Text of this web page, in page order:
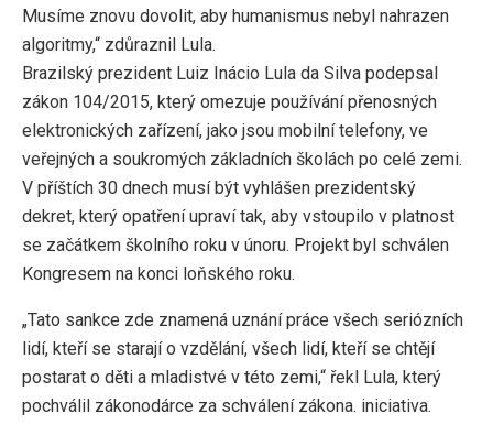
Musíme znovu dovolit, aby humanismus nebyl nahrazen
algoritmy,“ zdůraznil Lula.
Brazilský prezident Luiz Inácio Lula da Silva podepsal
zákon 104/2015, který omezuje používání přenosných
elektronických zařízení, jako jsou mobilní telefony, ve
veřejných a soukromých základních školách po celé zemi.
V příštích 30 dnech musí být vyhlášen prezidentský
dekret, který opatření upraví tak, aby vstoupilo v platnost
se začátkem školního roku v únoru. Projekt byl schválen
Kongresem na konci loňského roku.
„Tato sankce zde znamená uznání práce všech seriózních
lidí, kteří se starají o vzdělání, všech lidí, kteří se chtějí
postarat o děti a mladistvé v této zemi,“ řekl Lula, který
pochválil zákonodárce za schválení zákona. iniciativa.